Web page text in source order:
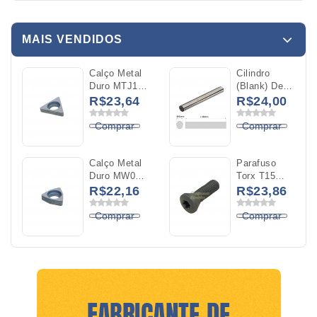
MAIS VENDIDOS
Calço Metal
Duro MTJ16
Para O
Inserto
TNMG 16
R$23,64
Comprar
Cilindro
(Blank) De
Metal Duro
YK20
Diâmetro
R$24,00
Comprar
Calço Metal
Duro MW06
Para O
Inserto
WNMG 06
R$22,16
Comprar
Parafuso
Torx T15
M4X0,5x14mm
R$23,86
Comprar